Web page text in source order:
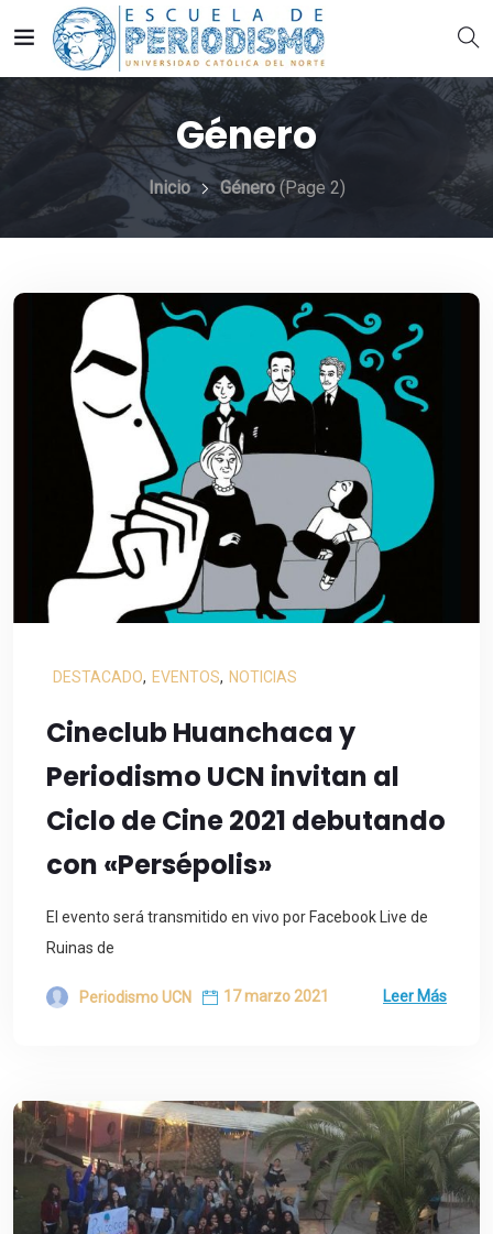
Género
Inicio Género(Page 2)
DESTACADO, EVENTOS, NOTICIAS
Cineclub Huanchaca y
Periodismo UCN invitan al
Ciclo de Cine 2021 debutando
con «Persépolis»
El evento será transmitido en vivo por Facebook Live de
Ruinas de
Periodismo UCN 17 marzo 2021 Leer Más